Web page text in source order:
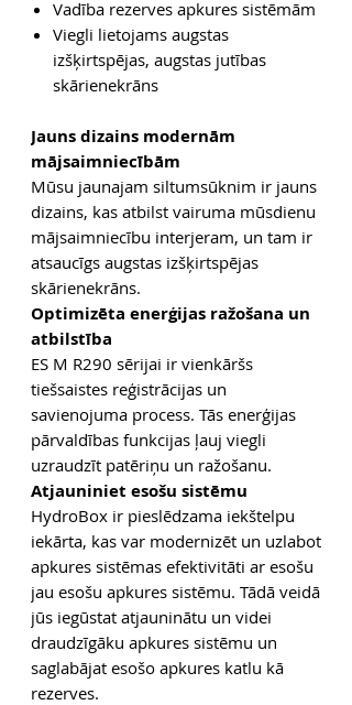
Vadība rezerves apkures sistēmām
Viegli lietojams augstas
izšķirtspējas, augstas jutības
skārienekrāns
Jauns dizains modernām
mājsaimniecībām
Mūsu jaunajam siltumsūknim ir jauns
dizains, kas atbilst vairuma mūsdienu
mājsaimniecību interjeram, un tam ir
atsaucīgs augstas izšķirtspējas
skārienekrāns.
Optimizēta enerģijas ražošana un
atbilstība
ES M R290 sērijai ir vienkāršs
tiešsaistes reģistrācijas un
savienojuma process. Tās enerģijas
pārvaldības funkcijas ļauj viegli
uzraudzīt patēriņu un ražošanu.
Atjauniniet esošu sistēmu
HydroBox ir pieslēdzama iekštelpu
iekārta, kas var modernizēt un uzlabot
apkures sistēmas efektivitāti ar esošu
jau esošu apkures sistēmu. Tādā veidā
jūs iegūstat atjauninātu un videi
draudzīgāku apkures sistēmu un
saglabājat esošo apkures katlu kā
rezerves.